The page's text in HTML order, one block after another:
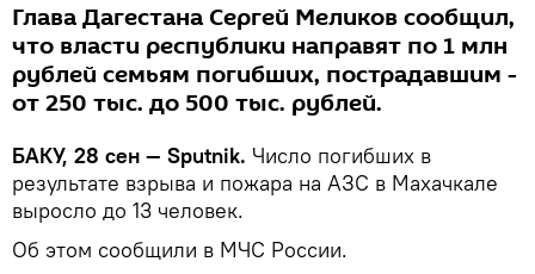
Глава Дагестана Сергей Меликов сообщил,
что власти республики направят по 1 млн
рублей семьям погибших, пострадавшим -
от 250 тыс. до 500 тыс. рублей.
БАКУ, 28 сен — Sputnik. Число погибших в
результате взрыва и пожара на АЗС в Махачкале
выросло до 13 человек.
Об этом сообщили в МЧС России.